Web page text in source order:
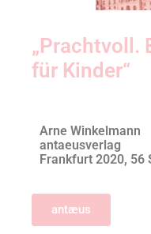
„Prachtvoll.
für Kinder“
Arne Winkelmann
antaeusverlag
Frankfurt 2020, 56
antæus